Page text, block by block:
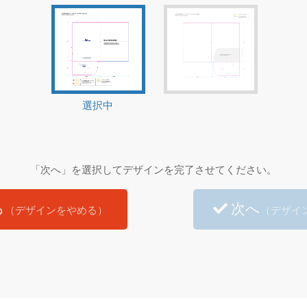
選択中
「次へ」を選択してデザインを完了させてください。
（デザインをやめる） 次へ （デザ